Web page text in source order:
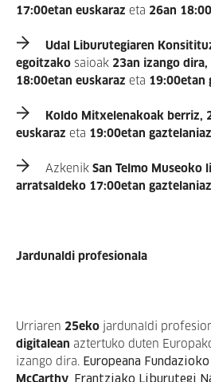
17:00etan euskaraz eta 26an
Udal Liburutegiaren
egoitzako saioak 23an izango dira,
18:00etan euskaraz eta 19:00etan
Koldo Mitxelenakoak berriz,
euskaraz eta 19:00etan gaztelaniaz
Azkenik San Telmo Museoko
arratsaldeko 17:00etan gaztelaniaz
Jardunaldi profesionala
Urriaren 25eko jardunaldi
digitalean aztertuko duten
izango dira. Europeana Fundazioko
McCarthy, Frantziako Liburutegi